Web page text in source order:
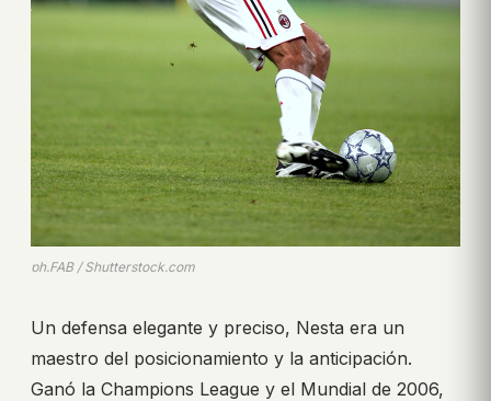
ph.FAB / Shutterstock.com
Un defensa elegante y preciso, Nesta era un
maestro del posicionamiento y la anticipación.
Ganó la Champions League y el Mundial de 2006,